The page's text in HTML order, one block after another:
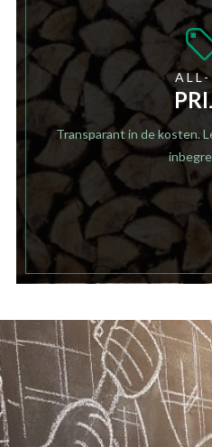
Transparant in de kosten.